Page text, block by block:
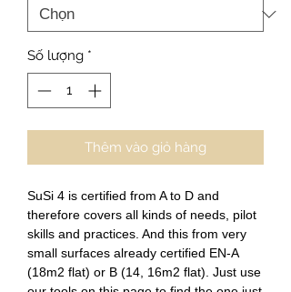
Số lượng *
Thêm vào giỏ hàng
SuSi 4 is certified from A to D and
therefore covers all kinds of needs, pilot
skills and practices. And this from very
small surfaces already certified EN-A
(18m2 flat) or B (14, 16m2 flat). Just use